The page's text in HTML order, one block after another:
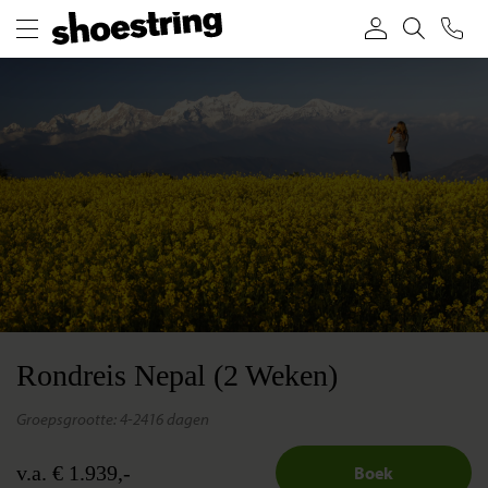
Rondreis Nepal (2 Weken)
Boek
v.a. € 1.939,-
groepsgrootte: 4-24 16 dagen